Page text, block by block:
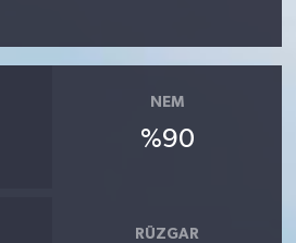
NEM
%90
RÜZGAR